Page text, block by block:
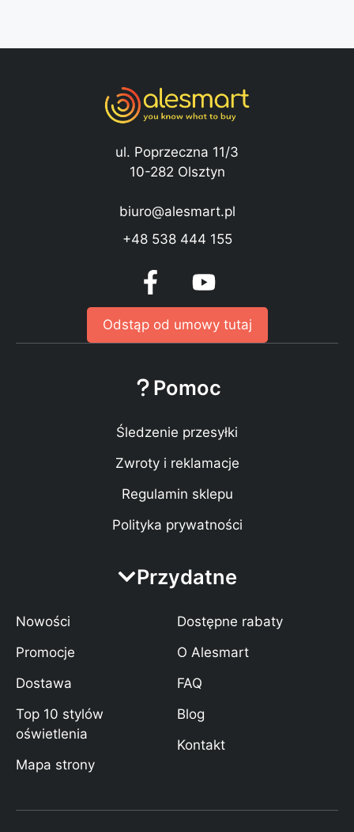
ul. Poprzeczna 11/3
10-282 Olsztyn
biuro@alesmart.pl
+48 538 444 155
Odstąp od umowy tutaj
Pomoc
Śledzenie przesyłki
Zwroty i reklamacje
Regulamin sklepu
Polityka prywatności
Przydatne
Nowości
Promocje
Dostawa
Top 10 stylów
oświetlenia
Mapa strony
Dostępne rabaty
O Alesmart
FAQ
Blog
Kontakt